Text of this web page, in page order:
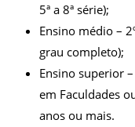
5ª a 8ª série);
Ensino médio –
grau completo);
Ensino superior
em Faculdades
anos ou mais.